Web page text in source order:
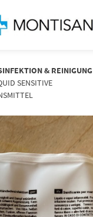
& REINIGUNG
SENSITIVE